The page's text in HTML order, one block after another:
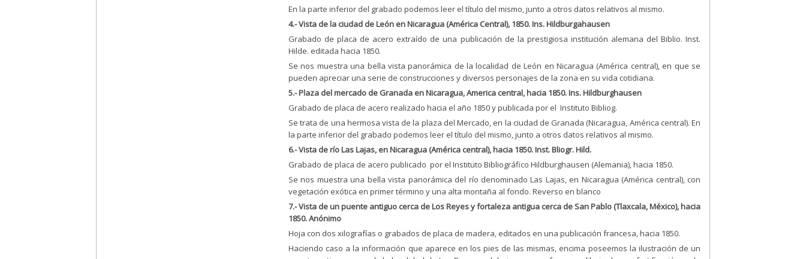
En la parte inferior del grabado podemos leer el título del mismo, junto a otros datos relativos al mismo.
4.- Vista de la ciudad de León en Nicaragua (América Central), 1850. Ins. Hildburgahausen
Grabado de placa de acero extraído de una publicación de la prestigiosa institución alemana del Biblio. Inst.
Hilde. editada hacia 1850.
Se nos muestra una bella vista panorámica de la localidad de León en Nicaragua (América central), en que se
pueden apreciar una serie de construcciones y diversos personajes de la zona en su vida cotidiana.
5.- Plaza del mercado de Granada en Nicaragua, America central, hacia 1850. Ins. Hildburghausen
Grabado de placa de acero realizado hacia el año 1850 y publicada por el Instituto Bibliog.
Se trata de una hermosa vista de la plaza del Mercado, en la ciudad de Granada (Nicaragua, América central). En
la parte inferior del grabado podemos leer el título del mismo, junto a otros datos relativos al mismo.
6.- Vista de río Las Lajas, en Nicaragua (América central), hacia 1850. Inst. Bliogr. Hild.
Grabado de placa de acero publicado por el Instituto Bibliográfico Hildburghausen (Alemania), hacia 1850.
Se nos muestra una bella vista panorámica del río denominado Las Lajas, en Nicaragua (América central), con
vegetación exótica en primer término y una alta montaña al fondo. Reverso en blanco
7.- Vista de un puente antiguo cerca de Los Reyes y fortaleza antigua cerca de San Pablo (Tlaxcala, México), hacia
1850. Anónimo
Hoja con dos xilografías o grabados de placa de madera, editados en una publicación francesa, hacia 1850.
Haciendo caso a la información que aparece en los pies de las mismas, encima poseemos la ilustración de un